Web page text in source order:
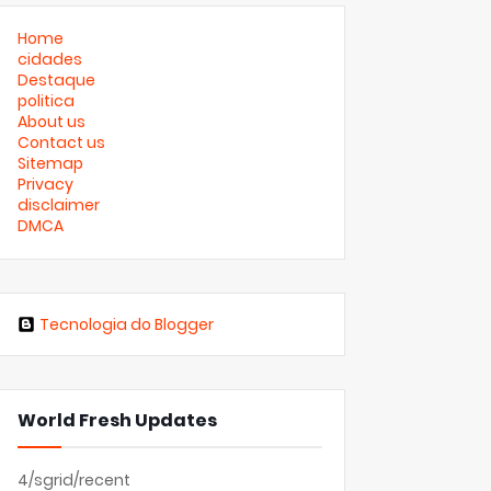
Home
cidades
Destaque
politica
About us
Contact us
Sitemap
Privacy
disclaimer
DMCA
Tecnologia do Blogger
World Fresh Updates
4/sgrid/recent